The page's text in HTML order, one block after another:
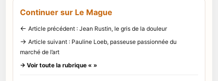
Continuer sur Le Mague
← Article précédent : Jean Rustin, le gris de la douleur
→ Article suivant : Pauline Loeb, passeuse passionnée du
marché de l’art
→ Voir toute la rubrique « »